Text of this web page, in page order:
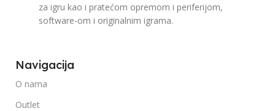
za igru kao i pratećom opremom i periferijom,
software-om i originalnim igrama.
Navigacija
O nama
Outlet